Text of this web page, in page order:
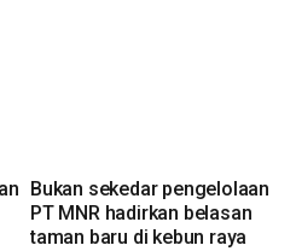
Bukan sekedar pengelolaan
PT MNR hadirkan belasan
taman baru di kebun raya